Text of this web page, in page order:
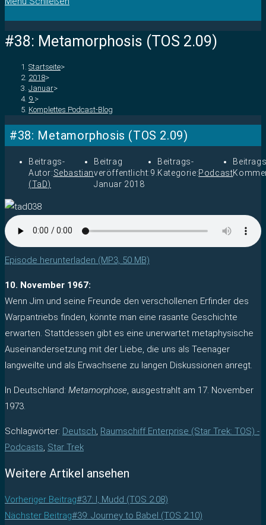
#38: Metamorphosis (TOS 2.09)
Startseite>
2018>
Januar>
9. >
Komplettes Podcast-Blog
#38: Metamorphosis (TOS 2.09)
Beitrags-
Autor:Sebastian
(TaD)
Beitrag
veröffentlicht:9.
Januar 2018
Beitrags-
Kategorie:Podcast
Episode herunterladen (MP3, 50 MB)
10. November 1967:
Wenn Jim und seine Freunde den verschollenen Erfinder des
Warpantriebs finden, könnte man eine rasante Geschichte
erwarten. Stattdessen gibt es eine unerwartet metaphysische
Auseinandersetzung mit der Liebe, die uns als Teenager
langweilte und als Erwachsene zu langen Diskussionen anregt.
In Deutschland: Metamorphose, ausgestrahlt am 17. November
1973.
Schlagwörter: Deutsch, Raumschiff Enterprise (Star Trek: TOS) -
Podcasts, Star Trek
Weitere Artikel ansehen
Vorheriger Beitrag#37: I, Mudd (TOS 2.08)
Nächster Beitrag#39: Journey to Babel (TOS 2.10)